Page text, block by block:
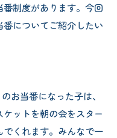
制度があります。今回
についてご紹介したい
お当番になった子は、
ットを朝の会をスター
でくれます。みんなで一